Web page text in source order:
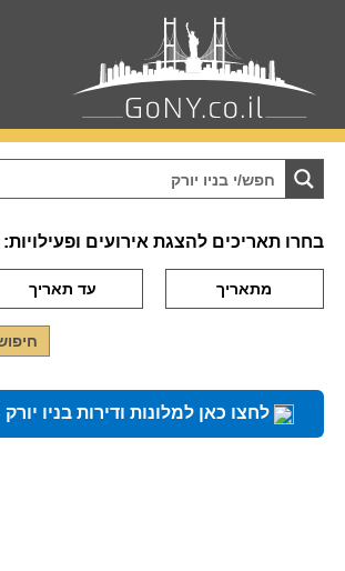
בחרו תאריכים להצגת אירועים ופעילויות:
לחצו כאן למלונות ודירות בניו יורק